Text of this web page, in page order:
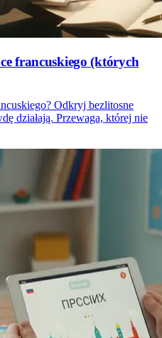
francuskiego (których
Odkryj bezlitosne
działają. Przewaga, której nie